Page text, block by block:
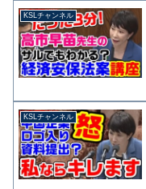
KSLチャンネル
KSLチャンネル